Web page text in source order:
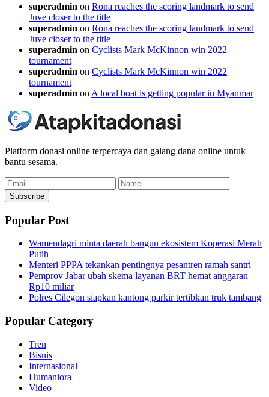
superadmin on Rona reaches the scoring landmark to send
Juve closer to the title
superadmin on Rona reaches the scoring landmark to send
Juve closer to the title
superadmin on Cyclists Mark McKinnon win 2022
tournament
superadmin on Cyclists Mark McKinnon win 2022
tournament
superadmin on A local boat is getting popular in Myanmar
Platform donasi online terpercaya dan galang dana online untuk
bantu sesama.
Email
Name
Subscribe
Popular Post
Wamendagri minta daerah bangun ekosistem Koperasi Merah
Putih
Menteri PPPA tekankan pentingnya pesantren ramah santri
Pemprov Jabar ubah skema layanan BRT hemat anggaran
Rp10 miliar
Polres Cilegon siapkan kantong parkir tertibkan truk tambang
Popular Category
Tren
Bisnis
Internasional
Humaniora
Video